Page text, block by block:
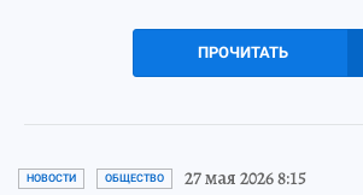
ПРОЧИТАТЬ
НОВОСТИ ОБЩЕСТВО 27 мая 2026 8:15